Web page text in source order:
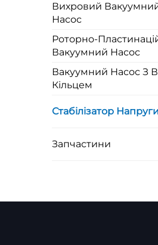
Шляхом оптимізації
Автоматична
Стабілізатор
Подовжений термін
Стабільне живлення
Широкий діапазон
Швидкий час відгуку
Вихровий
Насос
Роторно-
Вакуумний Насос
Вакуумний Насос З
Кільцем
Стабілізатор Напруги
Запчастини